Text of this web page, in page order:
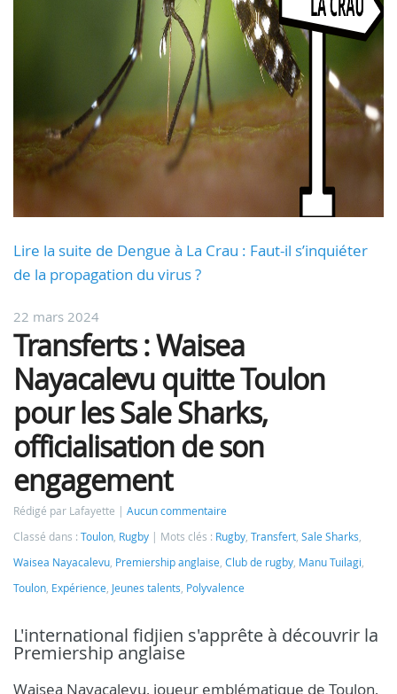
Lire la suite de Dengue à La Crau : Faut-il s’inquiéter
de la propagation du virus ?
22 mars 2024
Transferts : Waisea
Nayacalevu quitte Toulon
pour les Sale Sharks,
officialisation de son
engagement
Rédigé par Lafayette
Aucun commentaire
Classé dans : Toulon, Rugby Mots clés : Rugby, Transfert, Sale Sharks,
Waisea Nayacalevu, Premiership anglaise, Club de rugby, Manu Tuilagi,
Toulon, Expérience, Jeunes talents, Polyvalence
L'international fidjien s'apprête à découvrir la
Premiership anglaise
Waisea Nayacalevu, joueur emblématique de Toulon,